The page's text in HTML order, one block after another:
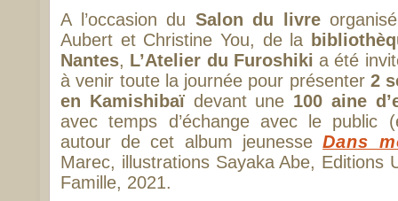
A l’occasion du Salon du livre
Aubert et Christine You, de la
Nantes, L’Atelier du Furoshiki a été
à venir toute la journée pour présenter 2
en Kamishibaïdevant une 100 aine
avec temps d’échange avec le public
autour de cet album jeunesseDans
Marec, illustrations Sayaka Abe, Editions
Famille, 2021.